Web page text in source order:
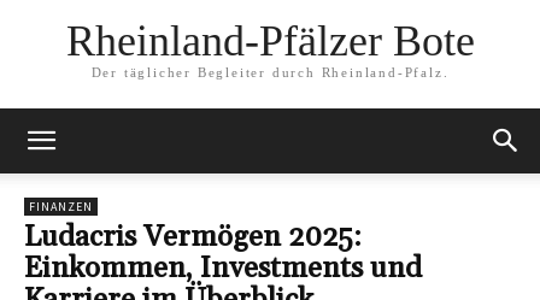
Rheinland-Pfälzer Bote
Der täglicher Begleiter durch Rheinland-Pfalz.
FINANZEN
Ludacris Vermögen 2025:
Einkommen, Investments und